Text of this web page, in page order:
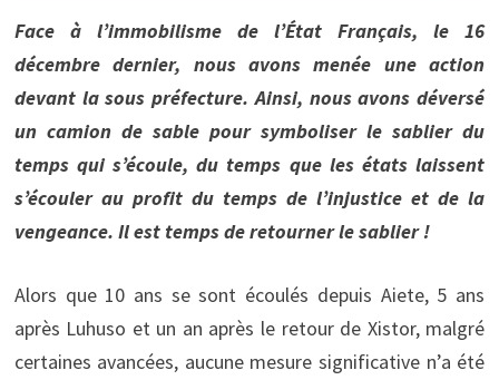
Face à l’immobilisme de l’État Français, le 16
décembre dernier, nous avons menée une action
devant la sous préfecture. Ainsi, nous avons déversé
un camion de sable pour symboliser le sablier du
temps qui s’écoule, du temps que les états laissent
s’écouler au profit du temps de l’injustice et de la
vengeance. Il est temps de retourner le sablier !
Alors que 10 ans se sont écoulés depuis Aiete, 5 ans
après Luhuso et un an après le retour de Xistor, malgré
certaines avancées, aucune mesure significative n’a été